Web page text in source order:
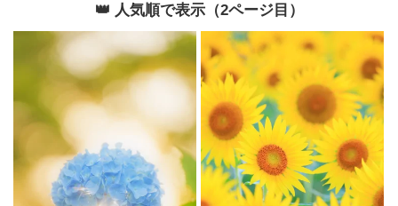
👑 人気順で表示（2ページ目）